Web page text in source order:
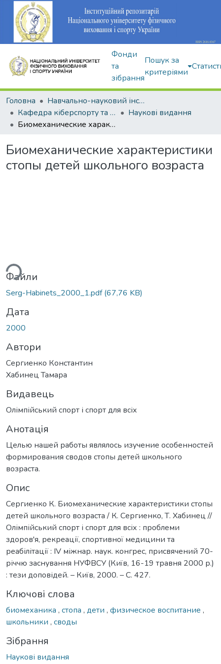
Фонди
та
зібрання
Пошук за
критеріями
Головна
Навчально-науковий інститут здоров'я, реабілітації та фізичного виховання
Кафедра кіберспорту та інформаційних технологій
Наукові видання
Биомеханические характеристики стопы детей школьного возраста
Биомеханические характеристики
стопы детей школьного возраста
Файли
Serg-Habinets_2000_1.pdf(67,76 KB)
Дата
2000
Автори
Сергиенко Константин
Хабинец Тамара
Видавець
Олімпійський спорт і спорт для всіх
Анотація
Целью нашей работы являлось изучение особенностей
формирования сводов стопы детей школьного
возраста.
Опис
Сергиенко К. Биомеханические характеристики стопы
детей школьного возраста / К. Сергиенко, Т. Хабинец //
Олімпійський спорт і спорт для всіх : проблеми
здоров'я, рекреації, спортивної медицини та
реабілітації : IV міжнар. наук. конгрес, присвячений 70-
річчю заснування НУФВСУ (Київ, 16-19 травня 2000 р.)
: тези доповідей. – Київ, 2000. – С. 427.
Ключові слова
биомеханика , стопа , дети , физическое воспитание ,
школьники , своды
Зібрання
Наукові видання